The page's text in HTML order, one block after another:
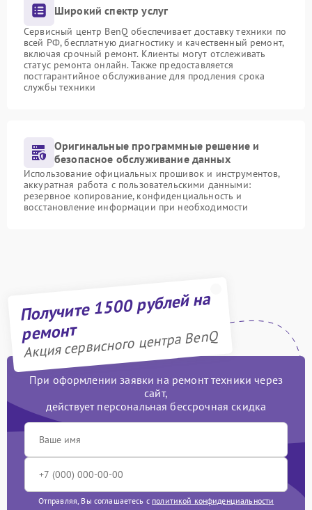
Широкий спектр услуг
Сервисный центр BenQ обеспечивает доставку техники по
всей РФ, бесплатную диагностику и качественный ремонт,
включая срочный ремонт. Клиенты могут отслеживать
статус ремонта онлайн. Также предоставляется
постгарантийное обслуживание для продления срока
службы техники
Оригинальные программные решение и
безопасное обслуживание данных
Использование официальных прошивок и инструментов,
аккуратная работа с пользовательскими данными:
резервное копирование, конфиденциальность и
восстановление информации при необходимости
Получите 1500 рублей на
ремонт
Акция сервисного центра BenQ
При оформлении заявки на ремонт техники через
сайт,
действует персональная бессрочная скидка
Отправляя, Вы соглашаетесь с политикой конфиденциальности